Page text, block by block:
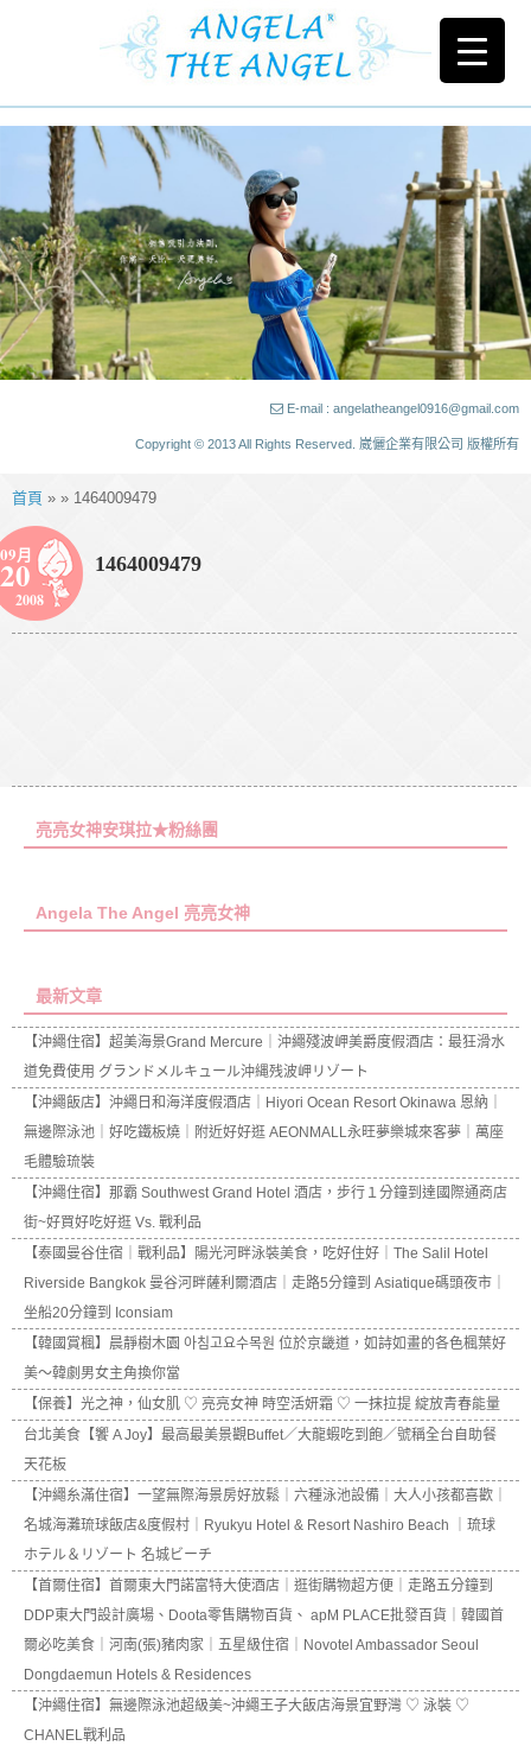
E-mail : angelatheangel0916@gmail.com
Copyright © 2013 All Rights Reserved. 崴儷企業有限公司 版權所有
首頁 » » 1464009479
09月
20
2008
1464009479
亮亮女神安琪拉★粉絲團
Angela The Angel 亮亮女神
最新文章
【沖繩住宿】超美海景Grand Mercure｜沖繩殘波岬美爵度假酒店：最狂滑水
道免費使用 グランドメルキュール沖縄残波岬リゾート
【沖繩飯店】沖繩日和海洋度假酒店｜Hiyori Ocean Resort Okinawa 恩納｜
無邊際泳池｜好吃鐵板燒｜附近好好逛 AEONMALL永旺夢樂城來客夢｜萬座
毛體驗琉裝
【沖繩住宿】那霸 Southwest Grand Hotel 酒店，步行１分鐘到達國際通商店
街~好買好吃好逛 Vs. 戰利品
【泰國曼谷住宿｜戰利品】陽光河畔泳裝美食，吃好住好｜The Salil Hotel
Riverside Bangkok 曼谷河畔薩利爾酒店｜走路5分鐘到 Asiatique碼頭夜市｜
坐船20分鐘到 Iconsiam
【韓國賞楓】晨靜樹木園 아침고요수목원 位於京畿道，如詩如畫的各色楓葉好
美～韓劇男女主角換你當
【保養】光之神，仙女肌 ♡ 亮亮女神 時空活妍霜 ♡ 一抹拉提 綻放青春能量
台北美食【饗 A Joy】最高最美景觀Buffet／大龍蝦吃到飽／號稱全台自助餐
天花板
【沖繩糸滿住宿】一望無際海景房好放鬆｜六種泳池設備｜大人小孩都喜歡｜
名城海灘琉球飯店&度假村｜Ryukyu Hotel & Resort Nashiro Beach ｜琉球
ホテル＆リゾート 名城ビーチ
【首爾住宿】首爾東大門諾富特大使酒店｜逛街購物超方便｜走路五分鐘到
DDP東大門設計廣場、Doota零售購物百貨、 apM PLACE批發百貨｜韓國首
爾必吃美食｜河南(張)豬肉家｜五星級住宿｜Novotel Ambassador Seoul
Dongdaemun Hotels & Residences
【沖繩住宿】無邊際泳池超級美~沖繩王子大飯店海景宜野灣 ♡ 泳裝 ♡
CHANEL戰利品